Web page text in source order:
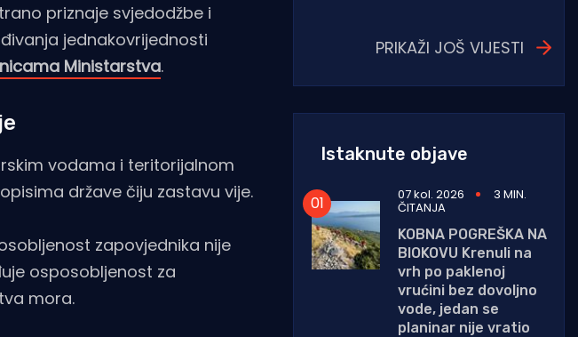
priznaje svjedodžbe i
jednakovrijednosti
Ministarstva.
vodama i teritorijalnom
države čiju zastavu vije.
zapovjednika nije
osposobljenost za
mora.
PRIKAŽI JOŠ VIJESTI
Istaknute objave
07 kol. 2026 3 MIN.
ČITANJA
KOBNA POGREŠKA NA
BIOKOVU Krenuli na
vrh po paklenoj
vrućini bez dovoljno
vode, jedan se
planinar nije vratio